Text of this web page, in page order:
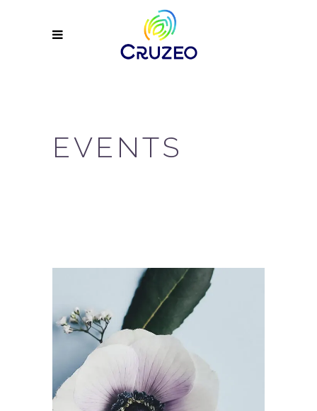
EVENTS